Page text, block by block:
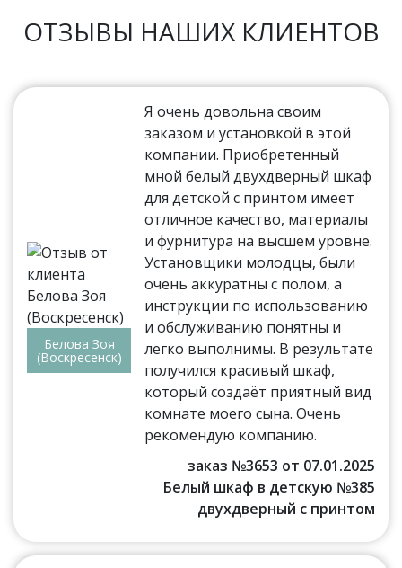
ОТЗЫВЫ НАШИХ КЛИЕНТОВ
Белова Зоя
(Воскресенск)
Я очень довольна своим
заказом и установкой в этой
компании. Приобретенный
мной белый двухдверный шкаф
для детской с принтом имеет
отличное качество, материалы
и фурнитура на высшем уровне.
Установщики молодцы, были
очень аккуратны с полом, а
инструкции по использованию
и обслуживанию понятны и
легко выполнимы. В результате
получился красивый шкаф,
который создаёт приятный вид
комнате моего сына. Очень
рекомендую компанию.
заказ №3653 от 07.01.2025
Белый шкаф в детскую №385
двухдверный с принтом